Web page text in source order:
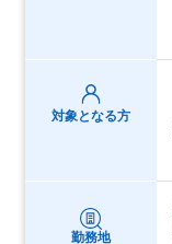
対象となる方
勤務地